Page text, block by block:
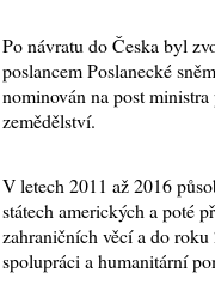
Po návratu do Česka byl
poslancem Poslanecké
nominován na post
zemědělství.
V letech 2011 až 2016
státech amerických a poté
zahraničních věcí a do
spolupráci a humanitární